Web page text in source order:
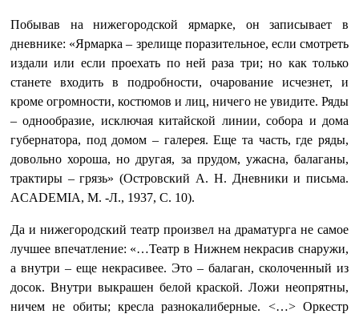
Побывав на нижегородской ярмарке, он записывает в
дневнике: «Ярмарка – зрелище поразительное, если смотреть
издали или если проехать по ней раза три; но как только
станете входить в подробности, очарование исчезнет, и
кроме огромности, костюмов и лиц, ничего не увидите. Ряды
– однообразие, исключая китайской линии, собора и дома
губернатора, под домом – галерея. Еще та часть, где ряды,
довольно хороша, но другая, за прудом, ужасна, балаганы,
трактиры – грязь» (Островский А. Н. Дневники и письма.
ACADEMIA, М. -Л., 1937, С. 10).
Да и нижегородский театр произвел на драматурга не самое
лучшее впечатление: «…Театр в Нижнем некрасив снаружи,
а внутри – еще некрасивее. Это – балаган, сколоченный из
досок. Внутри выкрашен белой краской. Ложи неопрятны,
ничем не обиты; кресла разнокалиберные. <…> Оркестр